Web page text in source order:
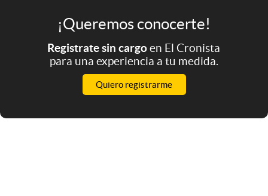
¡Queremos conocerte!
Registrate sin cargoen El Cronista
para una experiencia a tu medida.
Quiero registrarme